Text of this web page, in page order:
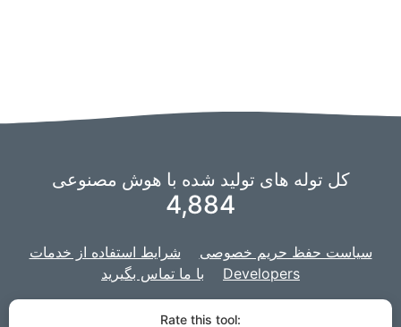
کل توله های تولید شده با هوش مصنوعی
4,884
سیاست حفظ حریم خصوصی
شرایط استفاده از خدمات
با ما تماس بگیرید
Developers
imaginAIryبرای تقویت هوش مصنوعی خود استفاده می
Rate this tool: